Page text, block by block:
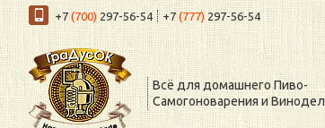
+7(700) 297-56-54 +7(777) 297-56-54
Всё для домашнего Пиво-
Самогоноварения и